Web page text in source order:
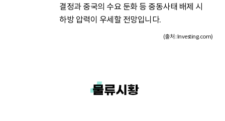
결정과 중국의 수요 둔화 등 중동사태 배제 시
하방 압력이 우세할 전망입니다.
(출처 : Investing.com)